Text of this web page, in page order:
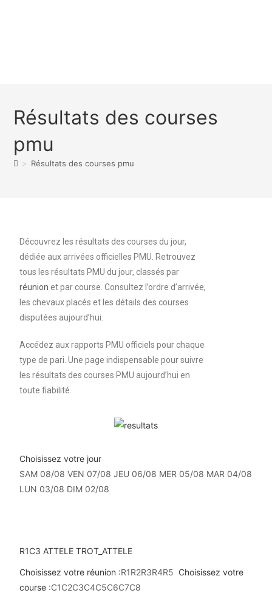
Résultats des courses
pmu
> Résultats des courses pmu
Découvrez les résultats des courses du jour,
dédiée aux arrivées officielles PMU. Retrouvez
tous les résultats PMU du jour, classés par
réunionet par course. Consultez l’ordre d’arrivée,
les chevaux placés et les détails des courses
disputées aujourd’hui.
Accédez aux rapports PMU officiels pour chaque
type de pari. Une page indispensable pour suivre
les résultats des courses PMU aujourd’hui en
toute fiabilité.
Choisissez votre jour
SAM 08/08VEN 07/08JEU 06/08 MER 05/08 MAR 04/08
LUN 03/08 DIM 02/08
R1C3 ATTELE TROT_ATTELE
Choisissez votre réunion :R1R2R3R4R5 Choisissez votre
course :C1C2C3C4C5C6C7C8